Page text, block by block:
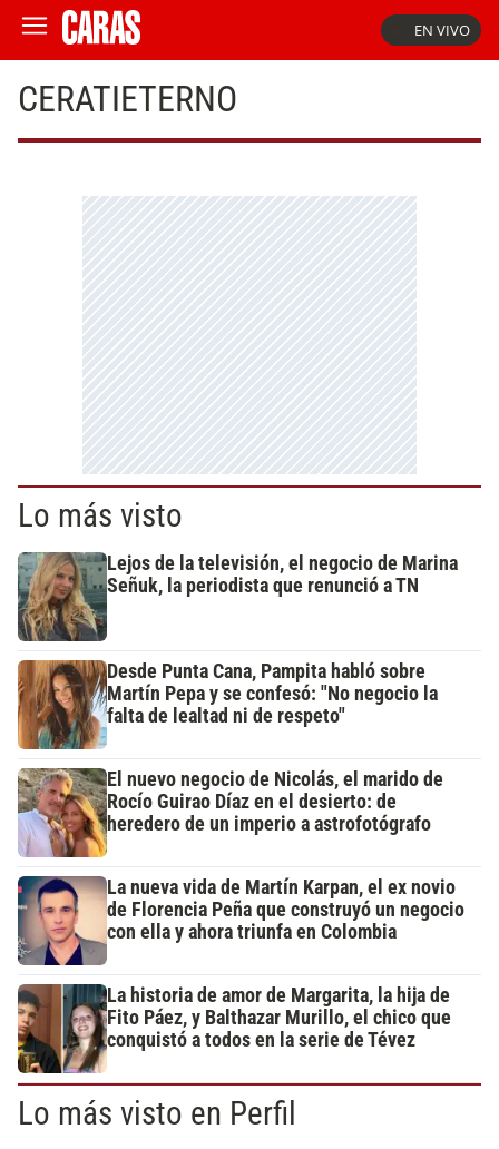
EN VIVO
CERATIETERNO
Lo más visto
Lejos de la televisión, el negocio de Marina
Señuk, la periodista que renunció a TN
Desde Punta Cana, Pampita habló sobre
Martín Pepa y se confesó: "No negocio la
falta de lealtad ni de respeto"
El nuevo negocio de Nicolás, el marido de
Rocío Guirao Díaz en el desierto: de
heredero de un imperio a astrofotógrafo
La nueva vida de Martín Karpan, el ex novio
de Florencia Peña que construyó un negocio
con ella y ahora triunfa en Colombia
La historia de amor de Margarita, la hija de
Fito Páez, y Balthazar Murillo, el chico que
conquistó a todos en la serie de Tévez
Lo más visto en Perfil